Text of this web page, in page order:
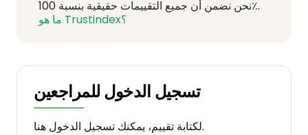
نحن نضمن أن جميع التقييمات حقيقية بنسبة 100٪.
ما هو Trustindex؟
تسجيل الدخول للمراجعين
لكتابة تقييم، يمكنك تسجيل الدخول هنا.